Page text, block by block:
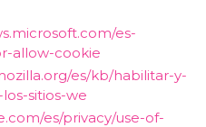
es-
allow-cookie
es/kb/habilitar-y-
sitios-we
es/privacy/use-of-